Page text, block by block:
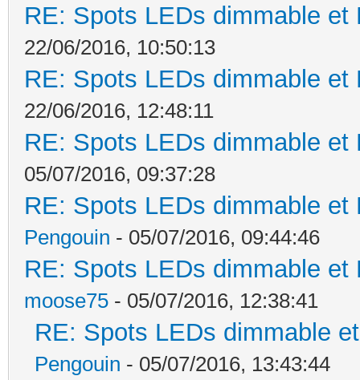
RE: Spots LEDs dimmable
22/06/2016, 10:50:13
RE: Spots LEDs dimmable
22/06/2016, 12:48:11
RE: Spots LEDs dimmable
05/07/2016, 09:37:28
RE: Spots LEDs dimmable
Pengouin - 05/07/2016, 09:44:46
RE: Spots LEDs dimmable
moose75 - 05/07/2016, 12:38:41
RE: Spots LEDs dimmable
Pengouin - 05/07/2016, 13:43:44